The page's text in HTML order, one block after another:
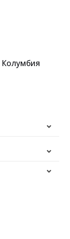
Колумбия